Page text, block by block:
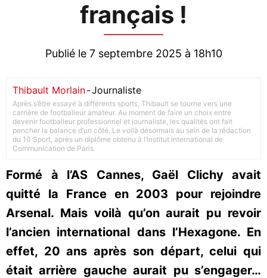
français !
Publié le 7 septembre 2025 à 18h10
Thibault Morlain-Journaliste
Après s’être essayé à différents sports, Thibault se tourne vers une
carrière de footballeur amateur. Au moment de faire un choix entre
devenir footballeur professionnel et journaliste, les qualités ont fait
pencher la balance d’un côté. Le voilà désormais au sein de la rédaction
du 10 Sport, après un diplôme obtenu à l’Institut International de
Communication de Paris.
Formé à l’AS Cannes, Gaël Clichy avait
quitté la France en 2003 pour rejoindre
Arsenal. Mais voilà qu’on aurait pu revoir
l’ancien international dans l’Hexagone. En
effet, 20 ans après son départ, celui qui
était arrière gauche aurait pu s’engager…